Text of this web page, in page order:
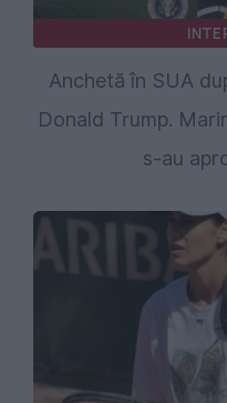
Anchetă în SUA
Donald Trump.
s-au